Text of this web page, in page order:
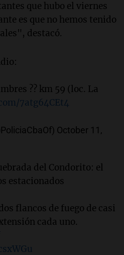
que hubo el viernes
es que no hemos tenido
destacó.
?? km 59 (loc. La
7atg64CEt4
October 11,
del Condorito: el
estacionados
flancos de fuego de casi
cada uno.